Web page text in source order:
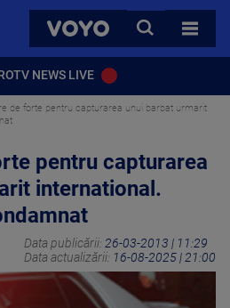
VOYO
CAUTA
TOATE
NEWS LIVE
de forte pentru capturarea unui barbat urmarit
pentru capturarea
international.
Data publicării: 26-03-2013 | 11:29
Data actualizării: 16-08-2025 | 21:00